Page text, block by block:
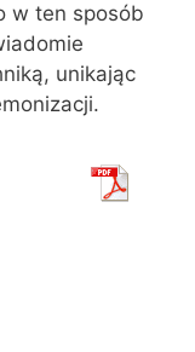
w ten sposób
unikając